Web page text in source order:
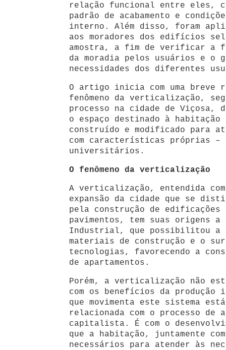
relação funcional entre eles,
padrão de acabamento e
interno. Além disso, foram
aos moradores dos edifícios
amostra, a fim de verificar a
da moradia pelos usuários e o
necessidades dos diferentes
O artigo inicia com uma breve
fenômeno da verticalização,
processo na cidade de Viçosa,
o espaço destinado à
construído e modificado para
com características próprias –
universitários.
O fenômeno da verticalização
A verticalização, entendida
expansão da cidade que se
pela construção de edificações
pavimentos, tem suas origens
Industrial, que possibilitou a
materiais de construção e o
tecnologias, favorecendo a
de apartamentos.
Porém, a verticalização não
com os benefícios da
que movimenta este sistema
relacionada com o processo de
capitalista. É com o
que a habitação, juntamente
necessários para atender às